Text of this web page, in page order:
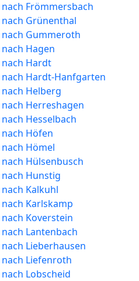
Frömmersbach
Grünenthal
Gummeroth
Hagen
Hardt
Hardt-Hanfgarten
Helberg
Herreshagen
Hesselbach
Höfen
Hömel
Hülsenbusch
Hunstig
Kalkuhl
Karlskamp
Koverstein
Lantenbach
Lieberhausen
Liefenroth
Lobscheid